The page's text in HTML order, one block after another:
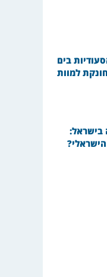
בים
למוות
בישראל: